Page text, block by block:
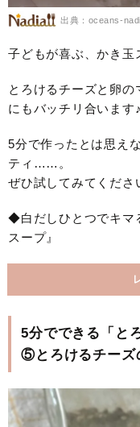
出典：oceans-
子どもが喜ぶ、かき玉
とろけるチーズと卵
にもバッチリ合います♪
5分で作ったとは思え
ティ……。
ぜひ試してみてくだ
◆白だしひとつでキマ
スープ』
5分でできる「と
⑤とろけるチーズ